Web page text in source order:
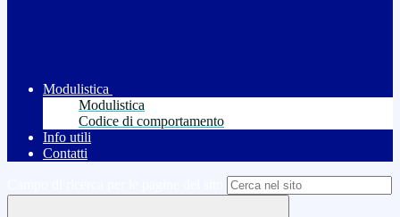
Modulistica
Modulistica
Codice di comportamento
Info utili
Contatti